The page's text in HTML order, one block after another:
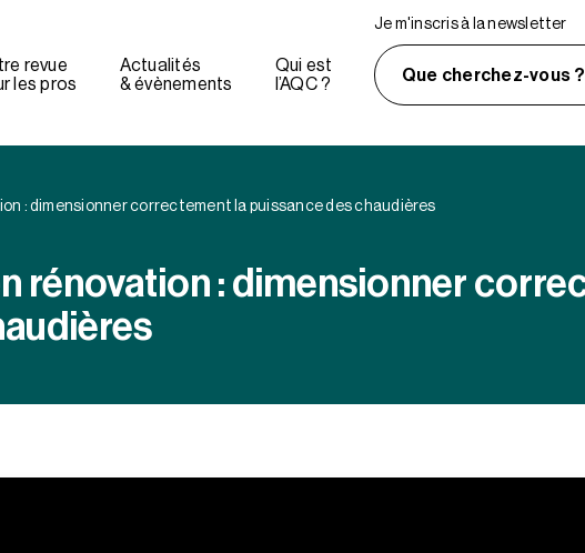
revue
les pros
Actualités
& évènements
Qui est
l’AQC ?
Je m'inscris à la newsletter
Que cherchez-vous ?
: dimensionner correctement la puissance des chaudières
rénovation : dimensionner